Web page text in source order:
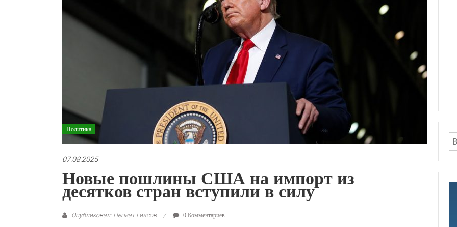
Политика
07.08.2025
Новые пошлины США на импорт из
десятков стран вступили в силу
Опубликовал: Негмат Гиясов 0 Комментариев